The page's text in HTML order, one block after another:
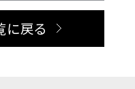
に戻る